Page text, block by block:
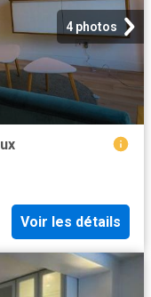
4 photos
Voir les détails